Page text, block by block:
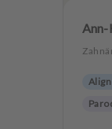
Ann-